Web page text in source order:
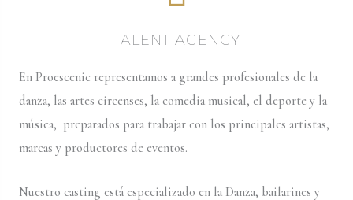
TALENT AGENCY
En Proescenic representamos a grandes profesionales de la
danza, las artes circenses, la comedia musical, el deporte y la
música, preparados para trabajar con los principales artistas,
marcas y productores de eventos.
Nuestro casting está especializado en la Danza, bailarines y